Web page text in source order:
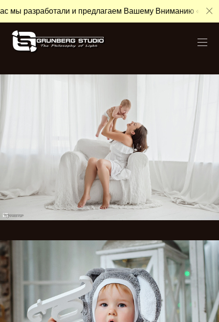
и предлагаем Вашему Вниманию «Антикризисные